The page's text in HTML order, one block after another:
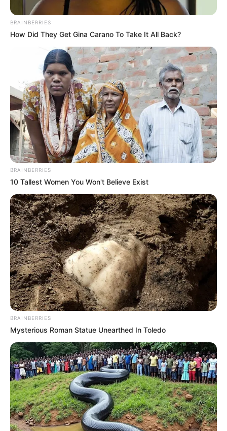
BRAINBERRIES
How Did They Get Gina Carano To Take It All Back?
BRAINBERRIES
10 Tallest Women You Won't Believe Exist
BRAINBERRIES
Mysterious Roman Statue Unearthed In Toledo